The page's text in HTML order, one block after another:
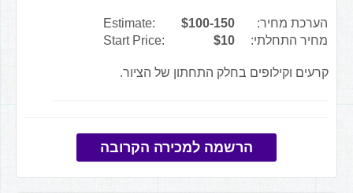
הערכת מחיר: $100-150
Estimate:
מחיר התחלתי:
$10
Start Price:
קרעים וקילופים בחלק התחתון של הציור.
הרשמה למכירה הקרובה